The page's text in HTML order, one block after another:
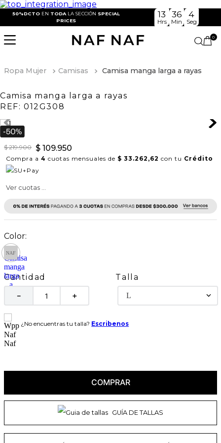
50%DCTO EN TODA LA SECCIÓN SPECIAL
PRICES
13
Hrs
36
Min
4
Seg
0
Ropa Mujer Camisas Camisa manga larga a rayas
Camisa manga larga a rayas
REF: 012G308
$ 219.900 $ 109.950
Compra a 4 cuotas mensuales de $ 33.262,62 con tu Crédito
Ver cuotas ...
Cantidad
＋
－
Talla
L
¿No encuentras tu talla? Escribenos
COMPRAR
GUÍA DE TALLAS